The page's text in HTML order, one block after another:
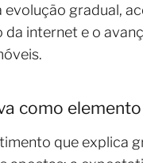
evolução gradual,
da internet e o
como
que explica